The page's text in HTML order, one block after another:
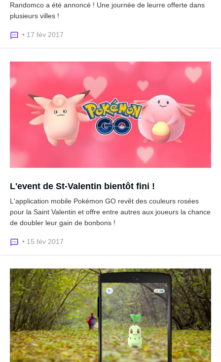
Randomco a été annoncé ! Une journée de leurre offerte dans
plusieurs villes !
• 17 fév 2017
L'event de St-Valentin bientôt fini !
L'application mobile Pokémon GO revêt des couleurs rosées
pour la Saint Valentin et offre entre autres aux joueurs la chance
de doubler leur gain de bonbons !
• 15 fév 2017